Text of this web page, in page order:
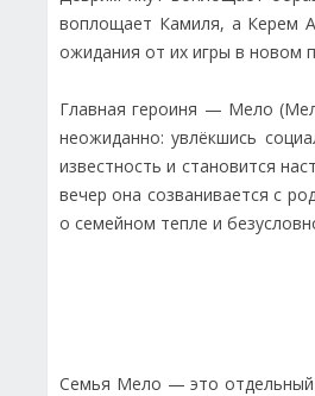
воплощает Камиля, а Керем
ожидания от их игры в новом
Главная героиня — Мело
неожиданно: увлёкшись
известность и становится
вечер она созванивается с
о семейном тепле и
Семья Мело — это отдельный